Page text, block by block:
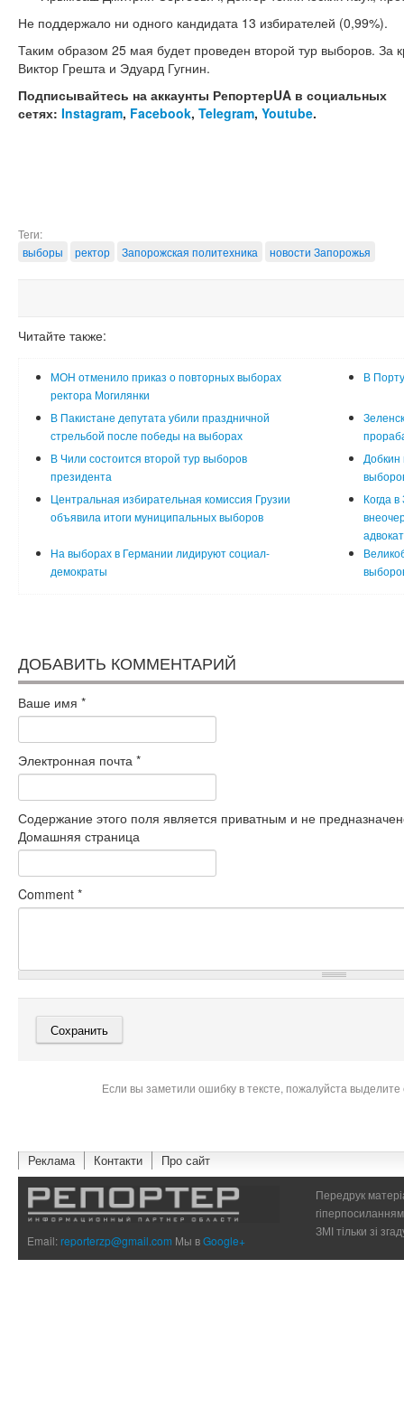
Не поддержало ни одного кандидата 13 избирателей (0,99%).
Таким образом 25 мая будет проведен второй тур выборов. За
Виктор Грешта и Эдуард Гугнин.
Подписывайтесь на аккаунты РепортерUA в социальных
сетях: Instagram, Facebook, Telegram, Youtube.
Теги:
выборы
ректор Запорожская политехника новости Запорожья
Читайте также:
МОН отменило приказ о повторных выборах
ректора Могилянки
В
В Пакистане депутата убили праздничной
стрельбой после победы на выборах
В Чили состоится второй тур выборов
президента
Добкин
Центральная избирательная комиссия Грузии
объявила итоги муниципальных выборов
Когда
На выборах в Германии лидируют социал-
демократы
ДОБАВИТЬ КОММЕНТАРИЙ
Ваше имя *
Электронная почта *
Содержание этого поля является приватным и не
Домашняя страница
Comment *
Если вы заметили ошибку в тексте, пожалуйста
Реклама Контакти Про сайт
Email:reporterzp@gmail.com Мы вGoogle+
Передрук
ЗМІ тільки зі